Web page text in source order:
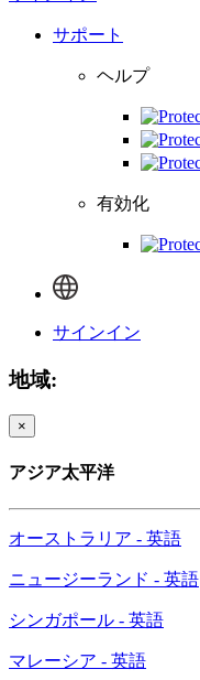
サポート
ヘルプ
有効化
サインイン
地域:
×
アジア太平洋
オーストラリア - 英語
ニュージーランド - 英語
シンガポール - 英語
マレーシア - 英語